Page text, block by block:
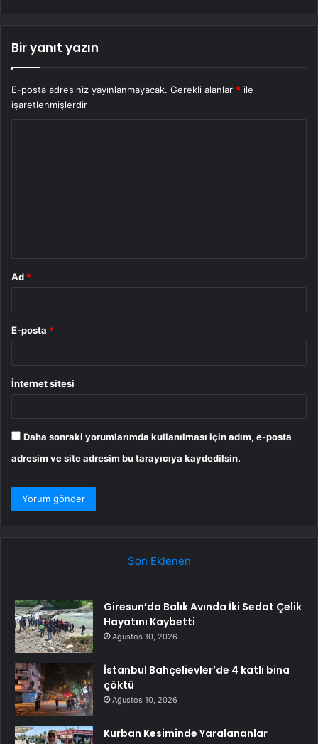
Bir yanıt yazın
E-posta adresiniz yayınlanmayacak. Gerekli alanlar * ile
işaretlenmişlerdir
Ad *
E-posta *
İnternet sitesi
Daha sonraki yorumlarımda kullanılması için adım, e-posta
adresim ve site adresim bu tarayıcıya kaydedilsin.
Son Eklenen
Giresun’da Balık Avında İki Sedat Çelik
Hayatını Kaybetti
Ağustos 10, 2026
İstanbul Bahçelievler’de 4 katlı bina
çöktü
Ağustos 10, 2026
Kurban Kesiminde Yaralananlar